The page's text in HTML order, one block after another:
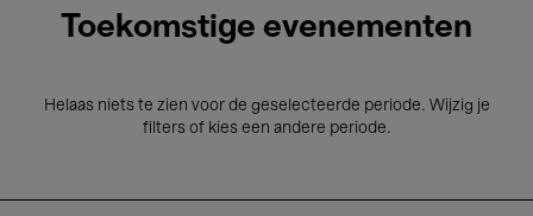
Toekomstige evenementen
Helaas niets te zien voor de geselecteerde periode. Wijzig je
filters of kies een andere periode.